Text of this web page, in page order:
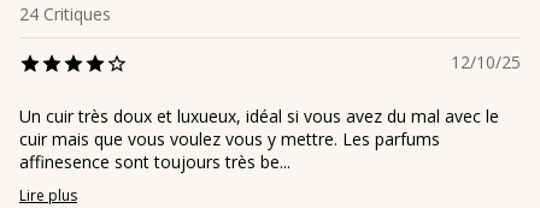
24 Critiques
12/10/25
Un cuir très doux et luxueux, idéal si vous avez du mal avec le
cuir mais que vous voulez vous y mettre. Les parfums
affinesence sont toujours très be...
Lire plus